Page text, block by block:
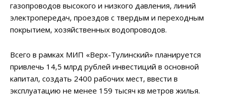
газопроводов высокого и низкого давления, линий
электропередач, проездов с твердым и переходным
покрытием, хозяйственных водопроводов.
Всего в рамках МИП «Верх-Тулинский» планируется
привлечь 14,5 млрд рублей инвестиций в основной
капитал, создать 2400 рабочих мест, ввести в
эксплуатацию не менее 159 тысяч кв метров жилья.